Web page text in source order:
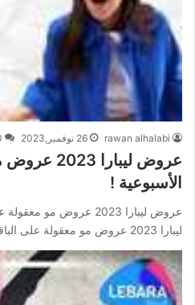
rawan alhalabi 26 نوفمبر,2023
عروض
الأسبوعية !
عروض ليبارا 2023 عروض
ليبارا 2023 عروض مو معقولة على الباقات الأسبوعية !…